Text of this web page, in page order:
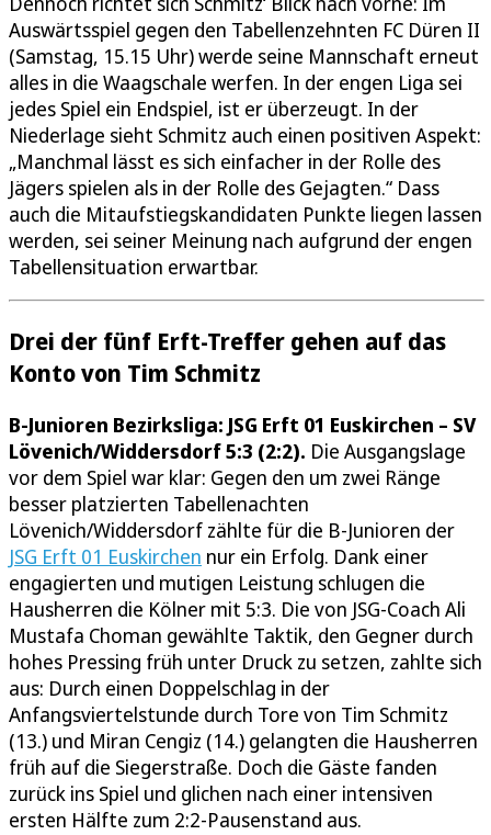
Auswärtsspiel gegen den Tabellenzehnten FC Düren II
(Samstag, 15.15 Uhr) werde seine Mannschaft erneut
alles in die Waagschale werfen. In der engen Liga sei
jedes Spiel ein Endspiel, ist er überzeugt. In der
Niederlage sieht Schmitz auch einen positiven Aspekt:
„Manchmal lässt es sich einfacher in der Rolle des
Jägers spielen als in der Rolle des Gejagten.“ Dass
auch die Mitaufstiegskandidaten Punkte liegen lassen
werden, sei seiner Meinung nach aufgrund der engen
Tabellensituation erwartbar.
Drei der fünf Erft-Treffer gehen auf das
Konto von Tim Schmitz
B-Junioren Bezirksliga: JSG Erft 01 Euskirchen – SV
Lövenich/Widdersdorf 5:3 (2:2). Die Ausgangslage
vor dem Spiel war klar: Gegen den um zwei Ränge
besser platzierten Tabellenachten
Lövenich/Widdersdorf zählte für die B-Junioren der
JSG Erft 01 Euskirchen nur ein Erfolg. Dank einer
engagierten und mutigen Leistung schlugen die
Hausherren die Kölner mit 5:3. Die von JSG-Coach Ali
Mustafa Choman gewählte Taktik, den Gegner durch
hohes Pressing früh unter Druck zu setzen, zahlte sich
aus: Durch einen Doppelschlag in der
Anfangsviertelstunde durch Tore von Tim Schmitz
(13.) und Miran Cengiz (14.) gelangten die Hausherren
früh auf die Siegerstraße. Doch die Gäste fanden
zurück ins Spiel und glichen nach einer intensiven
ersten Hälfte zum 2:2-Pausenstand aus.